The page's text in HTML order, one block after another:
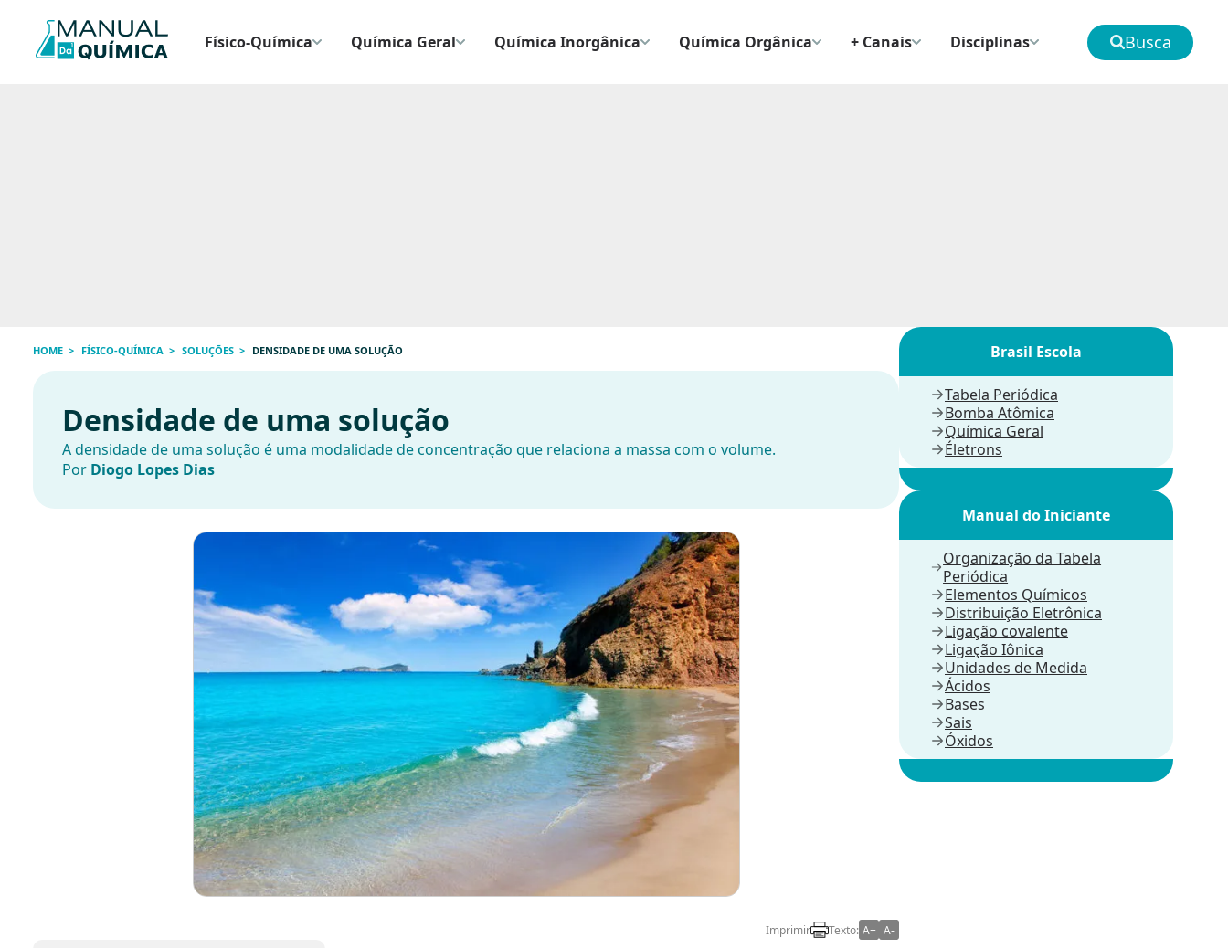
Físico-Química Química Geral Química Inorgânica Química Orgânica + Canais Disciplinas Busca
HOME FÍSICO-QUÍMICA SOLUÇÕES DENSIDADE DE UMA SOLUÇÃO
Densidade de uma solução
A densidade de uma solução é uma modalidade de concentração que relaciona a massa com o volume.
Por Diogo Lopes Dias
Imprimir Texto: A+ A-
Brasil Escola
Tabela Periódica
Bomba Atômica
Química Geral
Életrons
Manual do Iniciante
Organização da Tabela
Periódica
Elementos Químicos
Distribuição Eletrônica
Ligação covalente
Ligação Iônica
Unidades de Medida
Ácidos
Bases
Sais
Óxidos